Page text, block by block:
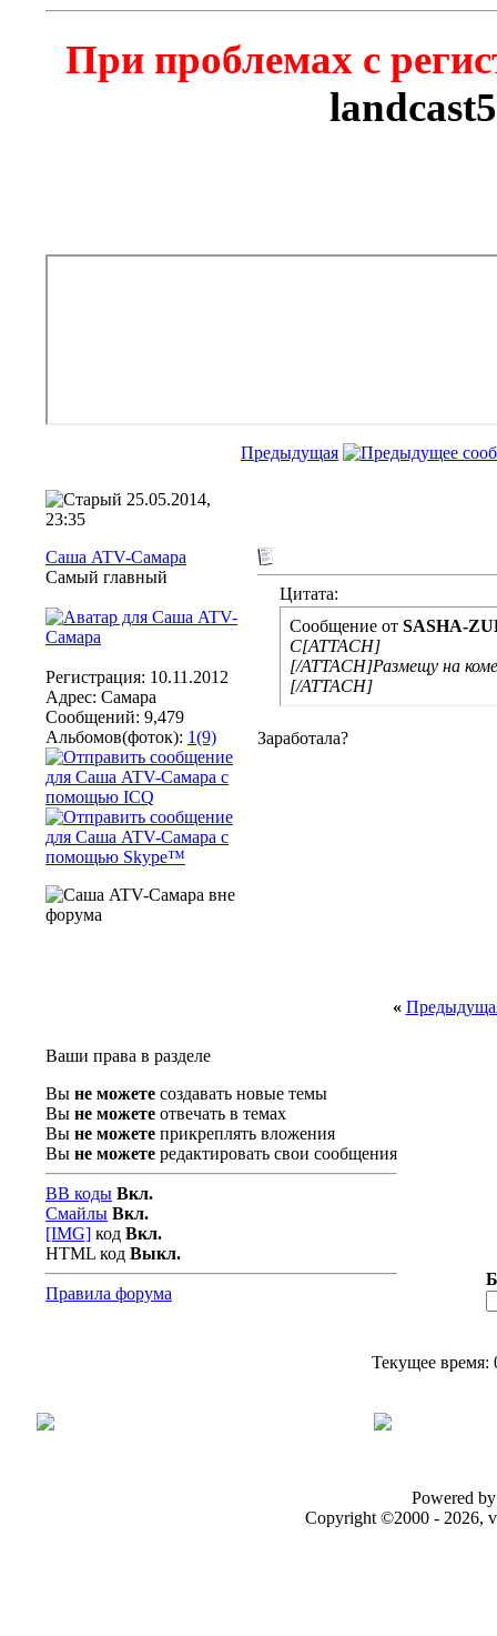
При проблемах с
Предыдущая
25.05.2014,
23:35
Саша ATV-Самара
Самый главный
Регистрация: 10.11.2012
Адрес: Самара
Сообщений: 9,479
Альбомов(фоток): 1(9)
Цитата:
Сообщение от SASHA-
С[ATTACH]
[/ATTACH]Размещу на
[/ATTACH]
Заработала?
«
Ваши права в разделе
Вы не можете создавать новые темы
Вы не можете отвечать в темах
Вы не можете прикреплять вложения
Вы не можете редактировать свои сообщения
BB коды Вкл.
Смайлы Вкл.
[IMG] код Вкл.
HTML код Выкл.
Правила форума
Текущее время:
Powered
Copyright ©2000 - 2026,